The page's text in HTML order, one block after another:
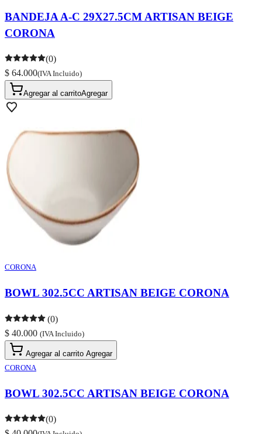
BANDEJA A-C 29X27.5CM ARTISAN BEIGE
CORONA
(0)
$ 64.000(IVA Incluido)
Agregar al carritoAgregar
CORONA
BOWL 302.5CC ARTISAN BEIGE CORONA
(0)
$ 40.000 (IVA Incluido)
Agregar al carrito Agregar
CORONA
BOWL 302.5CC ARTISAN BEIGE CORONA
(0)